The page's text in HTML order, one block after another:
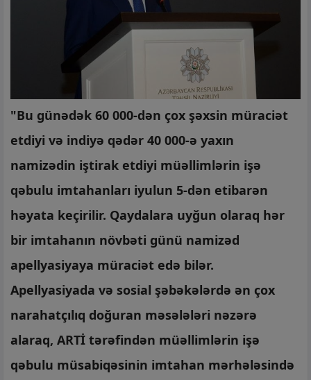
"Bu günədək 60 000-dən çox şəxsin müraciət
etdiyi və indiyə qədər 40 000-ə yaxın
namizədin iştirak etdiyi müəllimlərin işə
qəbulu imtahanları iyulun 5-dən etibarən
həyata keçirilir. Qaydalara uyğun olaraq hər
bir imtahanın növbəti günü namizəd
apellyasiyaya müraciət edə bilər.
Apellyasiyada və sosial şəbəkələrdə ən çox
narahatçılıq doğuran məsələləri nəzərə
alaraq, ARTİ tərəfindən müəllimlərin işə
qəbulu müsabiqəsinin imtahan mərhələsində